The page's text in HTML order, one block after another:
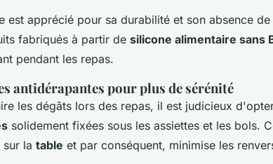
est apprécié pour sa durabilité et son absence
fabriqués à partir de silicone alimentaire sans
pendant les repas.
antidérapantes pour plus de sérénité
les dégâts lors des repas, il est judicieux
solidement fixées sous les assiettes et les bols.
la table et par conséquent, minimise les